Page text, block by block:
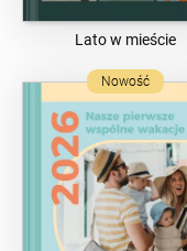
Lato w mieście
Nowość